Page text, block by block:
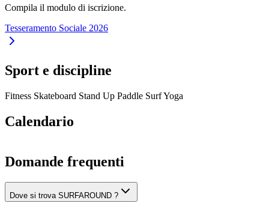
Compila il modulo di iscrizione.
Tesseramento Sociale 2026
Sport e discipline
Fitness Skateboard Stand Up Paddle SurfYoga
Calendario
Domande frequenti
Dove si trova SURFAROUND ?